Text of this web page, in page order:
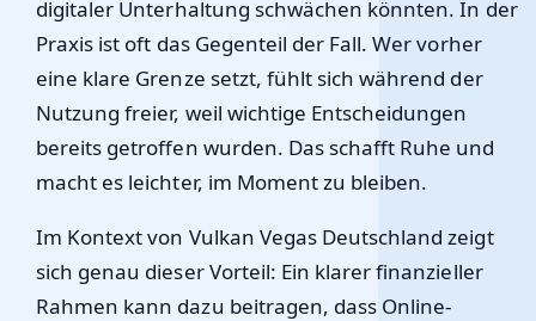
digitaler Unterhaltung schwächen könnten. In der
Praxis ist oft das Gegenteil der Fall. Wer vorher
eine klare Grenze setzt, fühlt sich während der
Nutzung freier, weil wichtige Entscheidungen
bereits getroffen wurden. Das schafft Ruhe und
macht es leichter, im Moment zu bleiben.
Im Kontext von Vulkan Vegas Deutschland zeigt
sich genau dieser Vorteil: Ein klarer finanzieller
Rahmen kann dazu beitragen, dass Online-